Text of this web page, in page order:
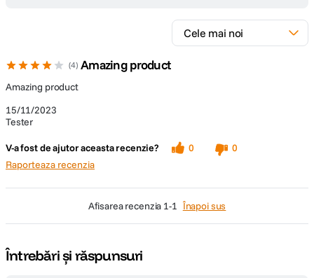
4 Amazing product
15/11/2023
Tester
Amazing product
V-a fost de ajutor aceasta recenzie? 0
0
Raporteaza recenzia
afisarea recenzia 1-1 Înapoi sus
Întrebări și răspunsuri